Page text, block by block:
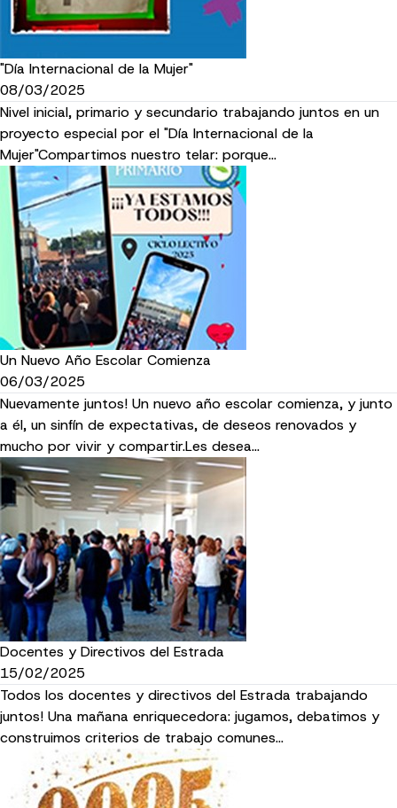
"Día Internacional de la Mujer"
08/03/2025
Nivel inicial, primario y secundario trabajando juntos en un
proyecto especial por el "Día Internacional de la
Mujer"Compartimos nuestro telar: porque…
Un Nuevo Año Escolar Comienza
06/03/2025
Nuevamente juntos! Un nuevo año escolar comienza, y junto
a él, un sinfín de expectativas, de deseos renovados y
mucho por vivir y compartir.Les desea…
Docentes y Directivos del Estrada
15/02/2025
Todos los docentes y directivos del Estrada trabajando
juntos! Una mañana enriquecedora: jugamos, debatimos y
construimos criterios de trabajo comunes…